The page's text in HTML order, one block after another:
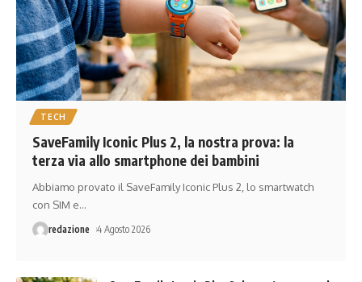
TECH
SaveFamily Iconic Plus 2, la nostra prova: la
terza via allo smartphone dei bambini
Abbiamo provato il SaveFamily Iconic Plus 2, lo smartwatch
con SIM e…
redazione 4 Agosto 2026